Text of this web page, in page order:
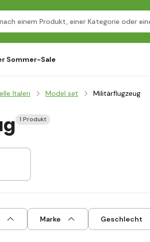
Sommer-Sale
Italeri Model set Militärflugzeug
1 Produkt
Marke Geschlecht